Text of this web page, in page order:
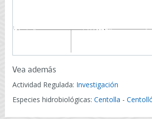
Vea además
Actividad Regulada: Investigación
Especies hidrobiológicas: Centolla -